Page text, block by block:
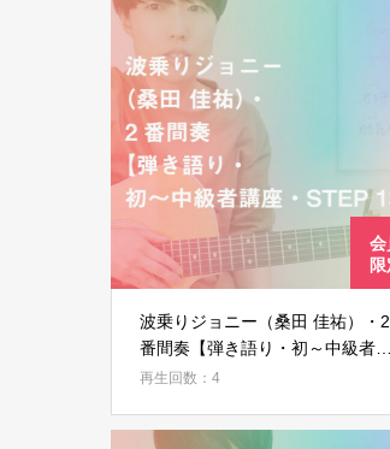
波乗りジョニー（桑田 佳祐）・2
番間奏【弾き語り・初～中級者講
座・STEP 13】
再生回数：4